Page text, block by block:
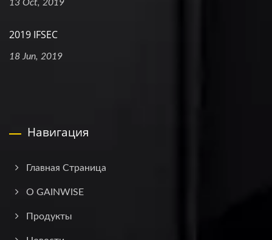
13 Oct, 2019
2019 IFSEC
18 Jun, 2019
Навигация
Главная Страница
О GAINWISE
Продукты